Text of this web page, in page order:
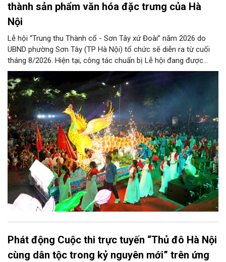
thành sản phẩm văn hóa đặc trưng của Hà
Nội
Lễ hội “Trung thu Thành cổ - Sơn Tây xứ Đoài” năm 2026 do
UBND phường Sơn Tây (TP Hà Nội) tổ chức sẽ diễn ra từ cuối
tháng 8/2026. Hiện tại, công tác chuẩn bị Lễ hội đang được
chính quyền phường Sơn Tây cùng các phòng, ban, ngành, đơn
vị và 25 tổ dân phố khẩn trương triển khai, tạo khí thế sôi nổi,
sẵn sàng mang đến cho Nhân dân và du khách một mùa Trung
thu quy mô, đặc sắc và giàu bản sắc văn hóa xứ Đoài.
Phát động Cuộc thi trực tuyến “Thủ đô Hà Nội
cùng dân tộc trong kỷ nguyên mới” trên ứng